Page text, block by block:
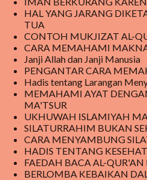
pada akhirnya di beritakan bahwa
jatuh sakit sehingga dikatakan
yang disalurkan dari MBG . Meski
HAL YANG JARANG
TUA
CONTOH MUKJIZAT AL-
CARA MEMAHAMI
Janji Allah dan Janji Manusia
PENGANTAR CARA
Hadis tentang Larangan
MEMAHAMI AYAT
MA'TSUR
UKHUWAH ISLAMIYAH
SILATURRAHIM BUKAN
CARA MENYAMBUNG
HADIS TENTANG
FAEDAH BACA AL-
BERLOMBA KEBAIKAN